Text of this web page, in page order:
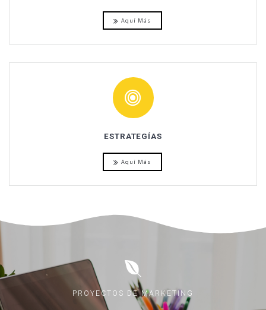
Aquí Más
ESTRATEGÍAS
Aquí Más
PROYECTOS DE MARKETING